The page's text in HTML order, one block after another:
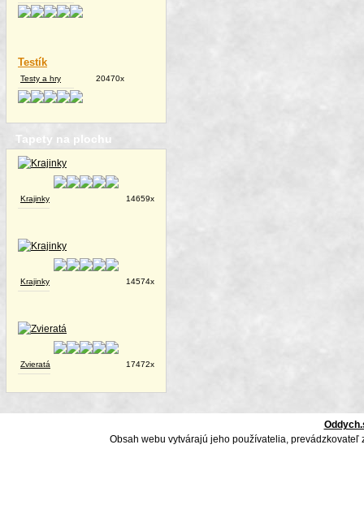
Testík
Testy a hry 20470x
Tapety na plochu
Krajinky 14659x
Krajinky 14574x
Zvieratá 17472x
Obsah webu vytvárajú jeho používatelia,